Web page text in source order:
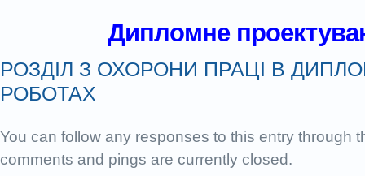
Дипломне
РОЗДІЛ З ОХОРОНИ ПРАЦІ В
РОБОТАХ
You can follow any responses to this entry through
comments and pings are currently closed.